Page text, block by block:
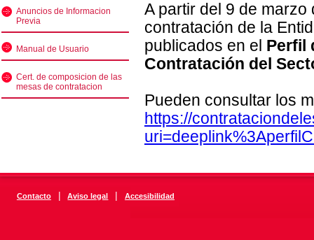
Anuncios de Informacion
Previa
Manual de Usuario
Cert. de composicion de las
mesas de contratacion
A partir del 9 de
contratación de la
publicados en el Perfil
Contratación del
Pueden consultar los
https://
Contacto | Aviso legal | Accesibilidad